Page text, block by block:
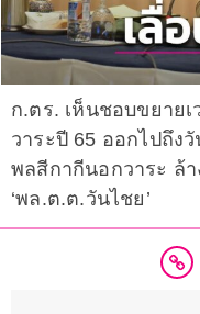
ก.ตร. เห็นชอบขยาย
วาระปี 65 ออกไปถึง
พลสีกากีนอกวาระ ล้
‘พล.ต.ต.วันไชย’